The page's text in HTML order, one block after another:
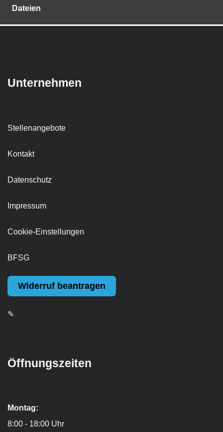
Dateien
Unternehmen
Stellenangebote
Kontakt
Datenschutz
Impressum
Cookie-Einstellungen
BFSG
Widerruf beantragen
✎
Öffnungszeiten
Montag:
8:00 - 18:00 Uhr